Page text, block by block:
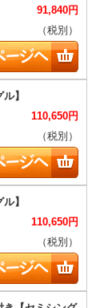
91,840円
（税別）
110,650円
（税別）
110,650円
（税別）